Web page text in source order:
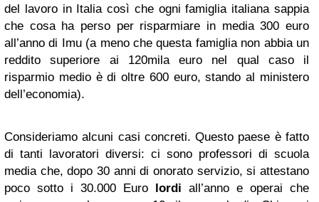
del lavoro in Italia così che ogni famiglia italiana sappia
che cosa ha perso per risparmiare in media 300 euro
all’anno di Imu (a meno che questa famiglia non abbia un
reddito superiore ai 120mila euro nel qual caso il
risparmio medio è di oltre 600 euro, stando al ministero
dell’economia).
Consideriamo alcuni casi concreti. Questo paese è fatto
di tanti lavoratori diversi: ci sono professori di scuola
media che, dopo 30 anni di onorato servizio, si attestano
poco sotto i 30.000 Euro lordi all’anno e operai che